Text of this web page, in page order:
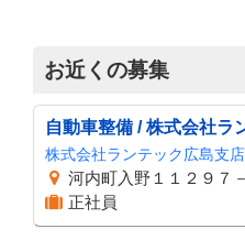
お近くの募集
自動車整備 / 株式会社ラ
株式会社ランテック広島支店
河内町入野１１２９７
正社員